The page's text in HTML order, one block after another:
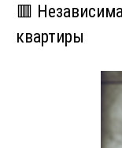
🟥
квартиры